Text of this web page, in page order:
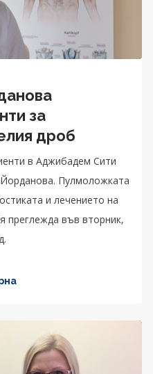
за
дроб
в Аджибадем Сити
Пулмоложката
и лечението на
преглежда във вторник,